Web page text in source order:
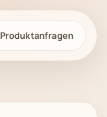
Produktanfragen